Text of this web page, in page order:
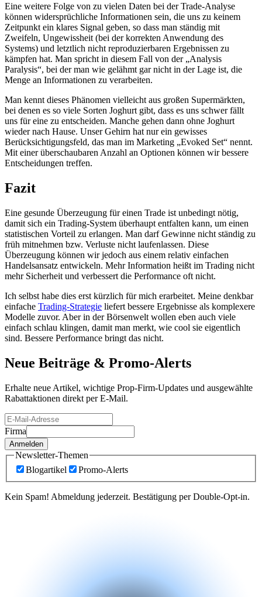
Eine weitere Folge von zu vielen Daten bei der Trade-Analyse
können widersprüchliche Informationen sein, die uns zu keinem
Zeitpunkt ein klares Signal geben, so dass man ständig mit
Zweifeln, Ungewissheit (bei der korrekten Anwendung des
Systems) und letztlich nicht reproduzierbaren Ergebnissen zu
kämpfen hat. Man spricht in diesem Fall von der „Analysis
Paralysis“, bei der man wie gelähmt gar nicht in der Lage ist, die
Menge an Informationen zu verarbeiten.
Man kennt dieses Phänomen vielleicht aus großen Supermärkten,
bei denen es so viele Sorten Joghurt gibt, dass es uns schwer fällt
uns für eine zu entscheiden. Manche gehen dann ohne Joghurt
wieder nach Hause. Unser Gehirn hat nur ein gewisses
Berücksichtigungsfeld, das man im Marketing „Evoked Set“ nennt.
Mit einer überschaubaren Anzahl an Optionen können wir bessere
Entscheidungen treffen.
Fazit
Eine gesunde Überzeugung für einen Trade ist unbedingt nötig,
damit sich ein Trading-System überhaupt entfalten kann, um einen
statistischen Vorteil zu erlangen. Man darf Gewinne nicht ständig zu
früh mitnehmen bzw. Verluste nicht laufenlassen. Diese
Überzeugung können wir jedoch aus einem relativ einfachen
Handelsansatz entwickeln. Mehr Information heißt im Trading nicht
mehr Sicherheit und verbessert die Performance oft nicht.
Ich selbst habe dies erst kürzlich für mich erarbeitet. Meine denkbar
einfache Trading-Strategie liefert bessere Ergebnisse als komplexere
Modelle zuvor. Aber in der Börsenwelt wollen eben auch viele
einfach schlau klingen, damit man merkt, wie cool sie eigentlich
sind. Bessere Performance bringt das nicht.
Neue Beiträge & Promo-Alerts
Erhalte neue Artikel, wichtige Prop-Firm-Updates und ausgewählte
Rabattaktionen direkt per E-Mail.
Firma
Anmelden
Newsletter-Themen
Blogartikel
Promo-Alerts
Kein Spam! Abmeldung jederzeit. Bestätigung per Double-Opt-in.